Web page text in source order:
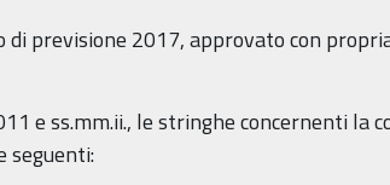
previsione 2017, approvato con
e ss.mm.ii., le stringhe concernenti la
seguenti: